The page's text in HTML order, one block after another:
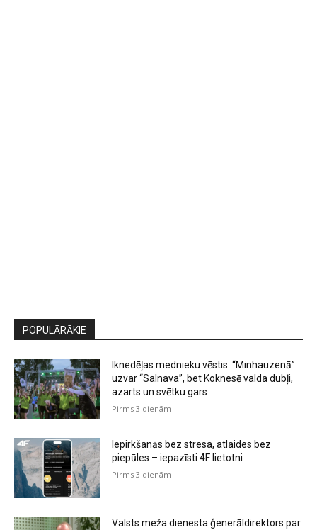
POPULĀRĀKIE
Iknedēļas mednieku vēstis: “Minhauzenā”
uzvar “Salnava”, bet Koknesē valda dubļi,
azarts un svētku gars
Pirms 3 dienām
Iepirkšanās bez stresa, atlaides bez
piepūles – iepazīsti 4F lietotni
Pirms 3 dienām
Valsts meža dienesta ģenerāldirektors par